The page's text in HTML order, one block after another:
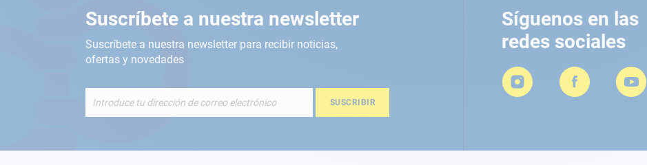
Suscríbete a nuestra newsletter
Suscríbete a nuestra newsletter para recibir noticias,
ofertas y novedades
de
SUSCRIBIR
Síguenos en las
redes sociales